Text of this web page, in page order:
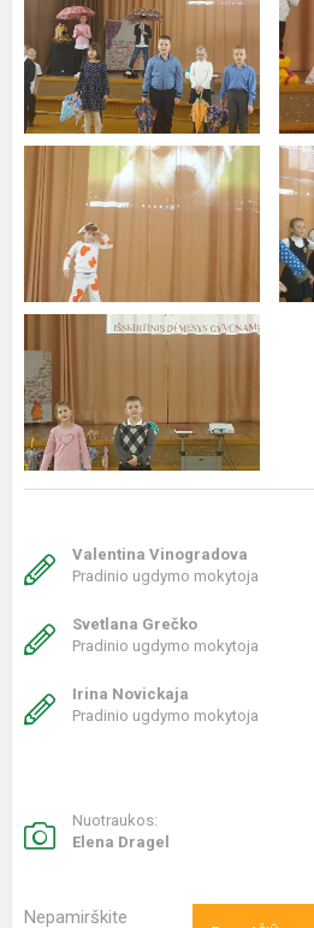
Valentina Vinogradova
Pradinio ugdymo mokytoja
Svetlana Grečko
Pradinio ugdymo mokytoja
Irina Novickaja
Pradinio ugdymo mokytoja
Nuotraukos:
Elena Dragel
Nepamirškite